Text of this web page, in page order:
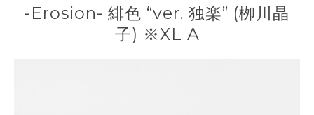
-Erosion- 緋色 “ver. 独楽” (栁川晶
子) ※XL A